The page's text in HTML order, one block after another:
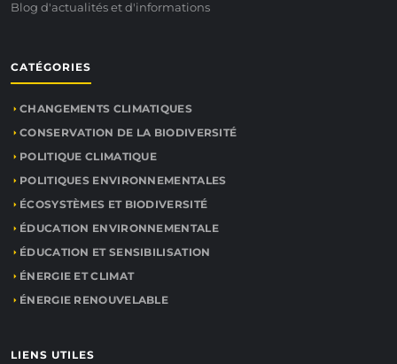
Blog d'actualités et d'informations
CATÉGORIES
CHANGEMENTS CLIMATIQUES
CONSERVATION DE LA BIODIVERSITÉ
POLITIQUE CLIMATIQUE
POLITIQUES ENVIRONNEMENTALES
ÉCOSYSTÈMES ET BIODIVERSITÉ
ÉDUCATION ENVIRONNEMENTALE
ÉDUCATION ET SENSIBILISATION
ÉNERGIE ET CLIMAT
ÉNERGIE RENOUVELABLE
LIENS UTILES